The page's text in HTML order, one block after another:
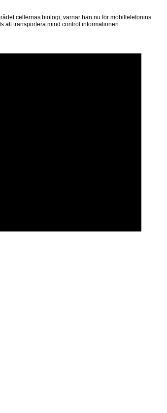
cellernas biologi, varnar han nu för mobiltelefonins
att transportera mind control informationen.